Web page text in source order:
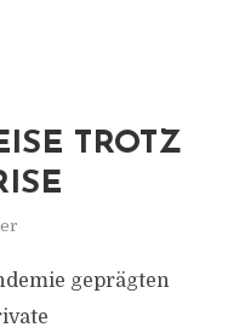
TROTZ
geprägten